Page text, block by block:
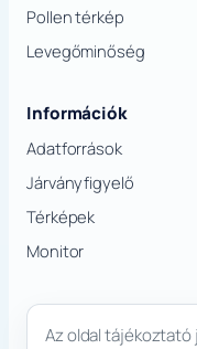
Pollen térkép
Levegőminőség
Információk
Adatforrások
Járványfigyelő
Térképek
Monitor
Az oldal tájékoztató